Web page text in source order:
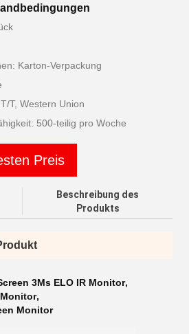
Karton-Verpackung
T, Western Union
500-teilig pro Woche
Preis
Beschreibung des
Produkts
3Ms ELO IR Monitor,
,
Monitor